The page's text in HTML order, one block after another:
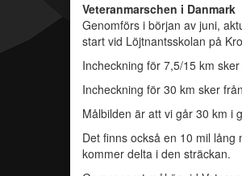
Veteranmarschen i Danmark
Genomförs i början av juni,
start vid Löjtnantsskolan på
Incheckning för 7,5/15 km
Incheckning för 30 km sker
Målbilden är att vi går 30 km i
Det finns också en 10 mil
kommer delta i den sträckan.